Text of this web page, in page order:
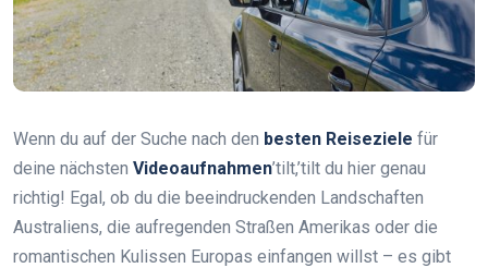
Wenn du auf der Suche nach den besten Reiseziele für
deine nächsten Videoaufnahmen’tilt,’tilt du hier genau
richtig! Egal, ob du die beeindruckenden Landschaften
Australiens, die aufregenden Straßen Amerikas oder die
romantischen Kulissen Europas einfangen willst – es gibt